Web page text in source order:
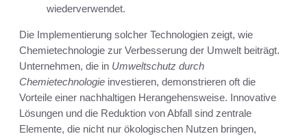
wiederverwendet.
Die Implementierung solcher Technologien zeigt, wie
Chemietechnologie zur Verbesserung der Umwelt beiträgt.
Unternehmen, die in Umweltschutz durch
Chemietechnologie investieren, demonstrieren oft die
Vorteile einer nachhaltigen Herangehensweise. Innovative
Lösungen und die Reduktion von Abfall sind zentrale
Elemente, die nicht nur ökologischen Nutzen bringen,